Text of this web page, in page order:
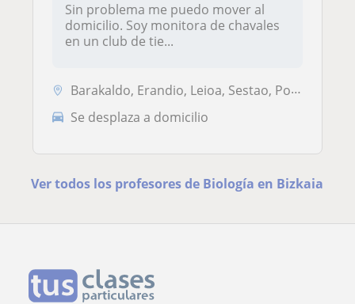
Sin problema me puedo mover al
domicilio. Soy monitora de chavales
en un club de tie...
Barakaldo, Erandio, Leioa, Sestao, Portugalete, Valle de Trápaga-Trapa...
Se desplaza a domicilio
Ver todos los profesores de Biología en Bizkaia